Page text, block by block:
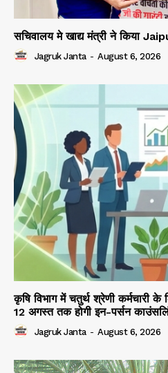
सचिवालय मे खाद्य मंत्री ने किया
Jagruk Janta - August 6, 2026
कृषि विभाग में चतुर्थ श्रेणी कर्मचारी
12 अगस्त तक होगी इन-पर्सन
Jagruk Janta - August 6, 2026